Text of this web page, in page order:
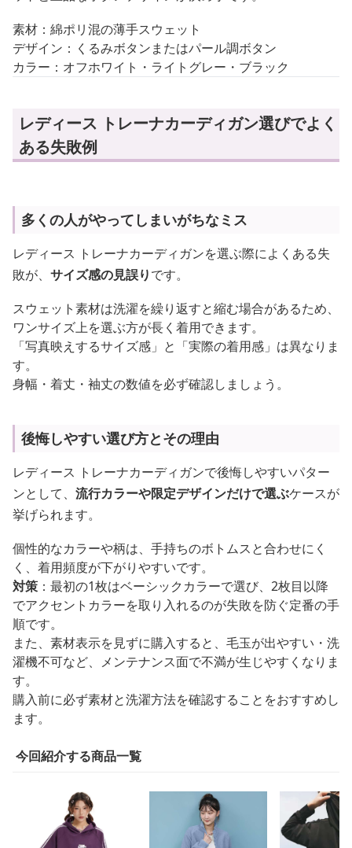
素材：綿ポリ混の薄手スウェット
デザイン：くるみボタンまたはパール調ボタン
カラー：オフホワイト・ライトグレー・ブラック
レディース トレーナカーディガン選びでよく
ある失敗例
多くの人がやってしまいがちなミス
レディース トレーナカーディガンを選ぶ際によくある失
敗が、 サイズ感の見誤りです。
スウェット素材は洗濯を繰り返すと縮む場合があるため、
ワンサイズ上を選ぶ方が長く着用できます。
「写真映えするサイズ感」と「実際の着用感」は異なりま
す。
身幅・着丈・袖丈の数値を必ず確認しましょう。
後悔しやすい選び方とその理由
レディース トレーナカーディガンで後悔しやすいパター
ンとして、 流行カラーや限定デザインだけで選ぶケースが
挙げられます。
個性的なカラーや柄は、手持ちのボトムスと合わせにく
く、着用頻度が下がりやすいです。
対策 ：最初の1枚はベーシックカラーで選び、2枚目以降
でアクセントカラーを取り入れるのが失敗を防ぐ定番の手
順です。
また、素材表示を見ずに購入すると、毛玉が出やすい・洗
濯機不可など、メンテナンス面で不満が生じやすくなりま
す。
購入前に必ず素材と洗濯方法を確認することをおすすめし
ます。
今回紹介する商品一覧